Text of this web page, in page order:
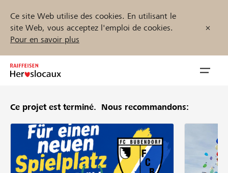
Ce site Web utilise des cookies. En utilisant le
site Web, vous acceptez l'emploi de cookies.
Pour en savoir plus
Inhalt
Trouvez des projets et des organisations
Ce projet est terminé. Nous recommandons: